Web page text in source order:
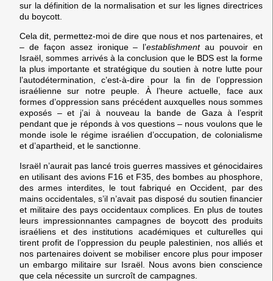
sur la définition de la normalisation et sur les lignes directrices
du boycott.
Cela dit, permettez-moi de dire que nous et nos partenaires, et
– de façon assez ironique – l’establishmentau pouvoir en
Israël, sommes arrivés à la conclusion que le BDS est la forme
la plus importante et stratégique du soutien à notre lutte pour
l’autodétermination, c’est-à-dire pour la fin de l’oppression
israélienne sur notre peuple. À l’heure actuelle, face aux
formes d’oppression sans précédent auxquelles nous sommes
exposés – et j’ai à nouveau la bande de Gaza à l’esprit
pendant que je réponds à vos questions – nous voulons que le
monde isole le régime israélien d’occupation, de colonialisme
et d’apartheid, et le sanctionne.
Israël n’aurait pas lancé trois guerres massives et génocidaires
en utilisant des avions F16 et F35, des bombes au phosphore,
des armes interdites, le tout fabriqué en Occident, par des
mains occidentales, s’il n’avait pas disposé du soutien financier
et militaire des pays occidentaux complices. En plus de toutes
leurs impressionnantes campagnes de boycott des produits
israéliens et des institutions académiques et culturelles qui
tirent profit de l’oppression du peuple palestinien, nos alliés et
nos partenaires doivent se mobiliser encore plus pour imposer
un embargo militaire sur Israël. Nous avons bien conscience
que cela nécessite un surcroît de campagnes.